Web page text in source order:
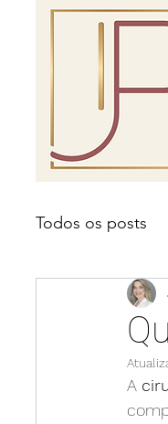
Todos os posts
problema
laser para
A